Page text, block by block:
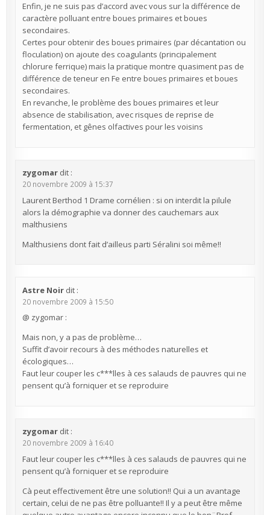
Enfin, je ne suis pas d’accord avec vous sur la différence de
caractère polluant entre boues primaires et boues
secondaires.
Certes pour obtenir des boues primaires (par décantation ou
floculation) on ajoute des coagulants (principalement
chlorure ferrique) mais la pratique montre quasiment pas de
différence de teneur en Fe entre boues primaires et boues
secondaires.
En revanche, le problème des boues primaires et leur
absence de stabilisation, avec risques de reprise de
fermentation, et gênes olfactives pour les voisins
zygomar dit :
20 novembre 2009 à 15:37
Laurent Berthod 1 Drame cornélien : si on interdit la pilule
alors la démographie va donner des cauchemars aux
malthusiens
Malthusiens dont fait d’ailleus parti Séralini soi même!!
Astre Noir dit :
20 novembre 2009 à 15:50
@ zygomar :
Mais non, y a pas de problème…
Suffit d’avoir recours à des méthodes naturelles et
écologiques…
Faut leur couper les c***lles à ces salauds de pauvres qui ne
pensent qu’à forniquer et se reproduire
zygomar dit :
20 novembre 2009 à 16:40
Faut leur couper les c***lles à ces salauds de pauvres qui ne
pensent qu’à forniquer et se reproduire
Cà peut effectivement être une solution!! Qui a un avantage
certain, celui de ne pas être polluante!! Il y a peut être même